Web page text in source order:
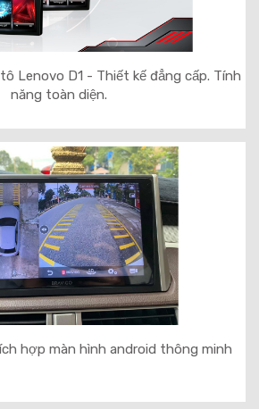
Lenovo D1 - Thiết kế đẳng cấp. Tính
năng toàn diện.
hợp màn hình android thông minh